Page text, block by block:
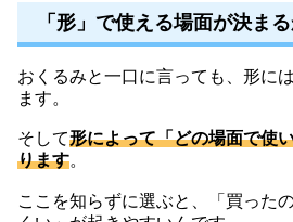
「形」で使える場面が決ま
おくるみと一口に言っても、形に
ます。
そして形によって「どの場面で使
ります。
ここを知らずに選ぶと、「買った